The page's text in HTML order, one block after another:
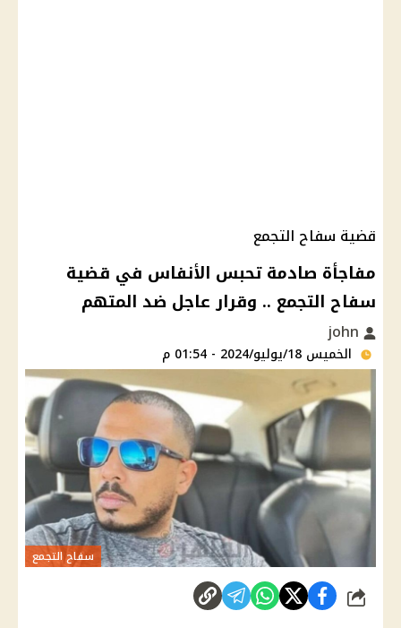
قضية سفاح التجمع
مفاجأة صادمة تحبس الأنفاس في قضية
سفاح التجمع .. وقرار عاجل ضد المتهم
الخميس 18/يوليو/2024 - 01:54 م
سفاح التجمع
شارك